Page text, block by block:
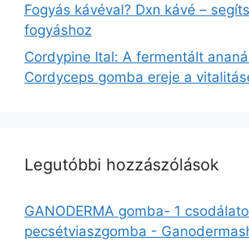
Fogyás kávéval? Dxn kávé –
fogyáshoz
Cordypine Ital: A fermentált
Cordyceps gomba ereje a
Legutóbbi hozzászólások
GANODERMA gomba- 1
pecsétviaszgomba -